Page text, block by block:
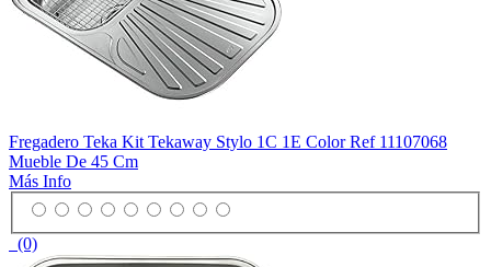
Fregadero Teka Kit Tekaway Stylo 1C 1E Color Ref 11107068
Mueble De 45 Cm
Más Info
(0)